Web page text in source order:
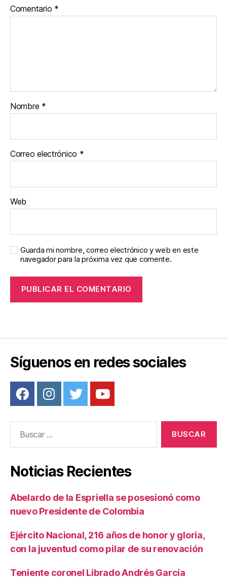
Comentario *
Nombre *
Correo electrónico *
Web
Guarda mi nombre, correo electrónico y web en este
navegador para la próxima vez que comente.
Síguenos en redes sociales
Noticias Recientes
Abelardo de la Espriella se posesionó como
nuevo Presidente de Colombia
Ejército Nacional, 216 años de honor y gloria,
con la juventud como pilar de su renovación
Teniente coronel Librado Andrés García